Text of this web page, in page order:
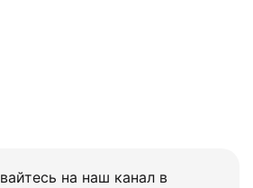
на наш канал в